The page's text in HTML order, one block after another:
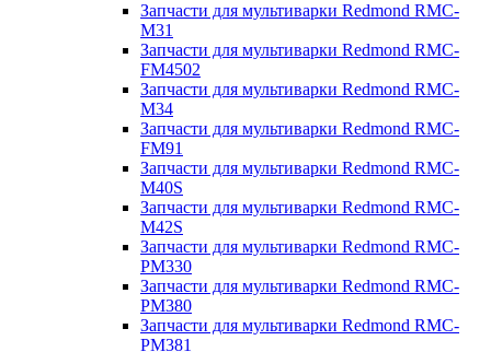
Запчасти для мультиварки Redmond RMC-
M31
Запчасти для мультиварки Redmond RMC-
FM4502
Запчасти для мультиварки Redmond RMC-
M34
Запчасти для мультиварки Redmond RMC-
FM91
Запчасти для мультиварки Redmond RMC-
M40S
Запчасти для мультиварки Redmond RMC-
M42S
Запчасти для мультиварки Redmond RMC-
PM330
Запчасти для мультиварки Redmond RMC-
PM380
Запчасти для мультиварки Redmond RMC-
PM381